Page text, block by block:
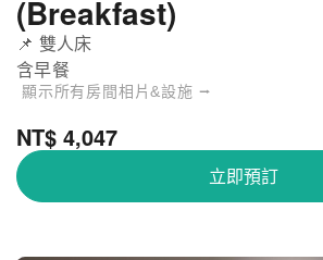
(Breakfast)
📌 雙人床
含早餐
顯示所有房間相片&設施 ⭢
NT$ 4,047
立即預訂